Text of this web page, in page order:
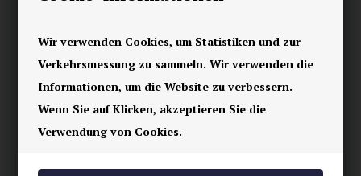
Wir verwenden Cookies, um Statistiken und zur
Verkehrsmessung zu sammeln. Wir verwenden die
Informationen, um die Website zu verbessern.
Wenn Sie auf Klicken, akzeptieren Sie die
Verwendung von Cookies.
Ihre Sicherheit
Vorrätig
E-mark webshop
100% nikkelfrei schmuck